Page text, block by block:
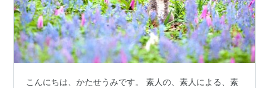
こんにちは、かたせうみです。 素人の、素人による、素